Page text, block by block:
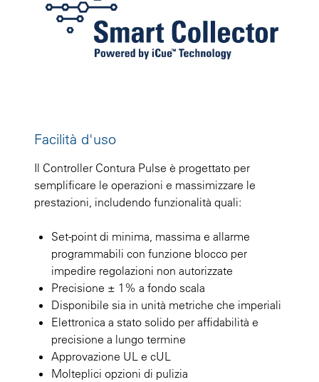
Facilità d'uso
Il Controller Contura Pulse è progettato per
semplificare le operazioni e massimizzare le
prestazioni, includendo funzionalità quali:
Set-point di minima, massima e allarme
programmabili con funzione blocco per
impedire regolazioni non autorizzate
Precisione ± 1% a fondo scala
Disponibile sia in unità metriche che imperiali
Elettronica a stato solido per affidabilità e
precisione a lungo termine
Approvazione UL e cUL
Molteplici opzioni di pulizia